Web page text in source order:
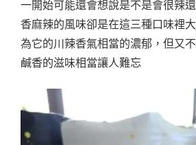
一開始可能還會想說是不是會很辣
香麻辣的風味卻是在這三種口味裡
為它的川辣香氣相當的濃郁，但又
鹹香的滋味相當讓人難忘